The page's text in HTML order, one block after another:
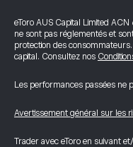
eToro AUS Capital Limited
ne sont pas réglementés et
protection des
capital. Consultez nos
Les performances passées ne
Avertissement général sur les
Trader avec eToro en suivant